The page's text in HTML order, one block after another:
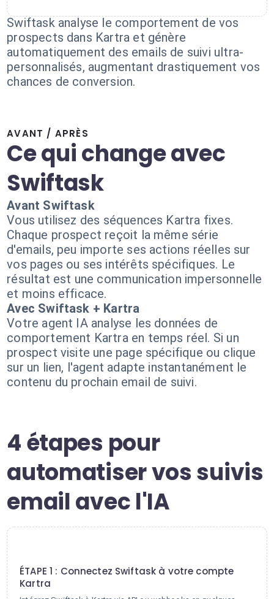
Swiftask analyse le comportement de vos
prospects dans Kartra et génère
automatiquement des emails de suivi ultra-
personnalisés, augmentant drastiquement vos
chances de conversion.
AVANT / APRÈS
Ce qui change avec
Swiftask
Avant Swiftask
Vous utilisez des séquences Kartra fixes.
Chaque prospect reçoit la même série
d'emails, peu importe ses actions réelles sur
vos pages ou ses intérêts spécifiques. Le
résultat est une communication impersonnelle
et moins efficace.
Avec Swiftask + Kartra
Votre agent IA analyse les données de
comportement Kartra en temps réel. Si un
prospect visite une page spécifique ou clique
sur un lien, l'agent adapte instantanément le
contenu du prochain email de suivi.
4 étapes pour
automatiser vos suivis
email avec l'IA
ÉTAPE 1 : Connectez Swiftask à votre compte
Kartra